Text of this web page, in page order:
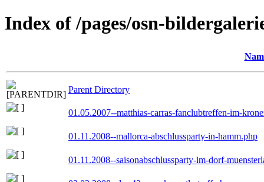
Index of /pages/osn-
Parent Directory
01.05.2007--matthias-carras-fanclubtreffen-im-
01.11.2008--mallorca-abschlussparty-in-hamm.php
01.11.2008--saisonabschlussparty-im-dorf-